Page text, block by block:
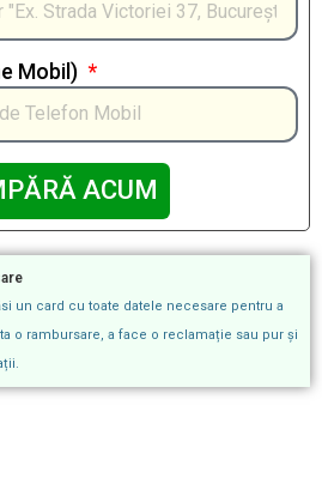
Mobil)
ACUM
un card cu toate datele necesare pentru a
o rambursare, a face o reclamație sau pur și